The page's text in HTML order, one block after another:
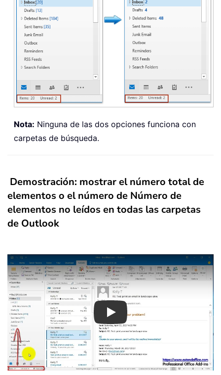
Nota: Ninguna de las dos opciones funciona con
carpetas de búsqueda.
Demostración: mostrar el número total de
elementos o el número de Número de
elementos no leídos en todas las carpetas
de Outlook
Play